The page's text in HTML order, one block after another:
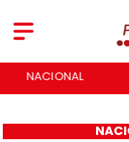
NACIONAL